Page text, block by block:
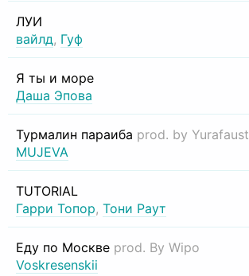
ЛУИ
вайлд, Гуф
Я ты и море
Даша Эпова
Турмалин параиба prod. by Yurafaust
MUJEVA
TUTORIAL
Гарри Топор, Тони Раут
Еду по Москве prod. By Wipo
Voskresenskii